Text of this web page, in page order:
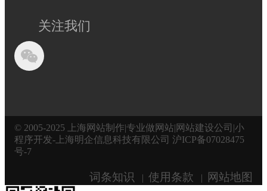
关注我们
© 2005-2025 上海网站制作|专业做网站|网站建设公司|小
程序开发-上海明企信息科技有限公司 沪ICP备07028475
号-7
词条知识 | 使用条款 | 网站地图